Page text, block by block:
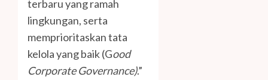
terbaru yang ramah
lingkungan, serta
memprioritaskan tata
kelola yang baik (Good
Corporate Governance).”